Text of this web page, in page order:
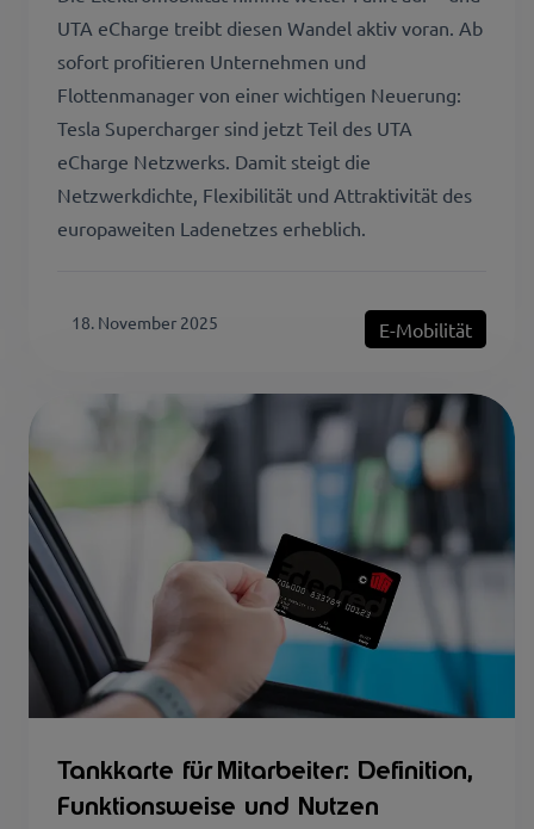
UTA eCharge treibt diesen Wandel aktiv voran. Ab
sofort profitieren Unternehmen und
Flottenmanager von einer wichtigen Neuerung:
Tesla Supercharger sind jetzt Teil des UTA
eCharge Netzwerks. Damit steigt die
Netzwerkdichte, Flexibilität und Attraktivität des
europaweiten Ladenetzes erheblich.
18. November 2025 E-Mobilität
Tankkarte für Mitarbeiter: Definition,
Funktionsweise und Nutzen